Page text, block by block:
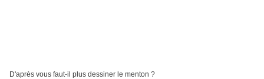
D'après vous faut-il plus dessiner le menton ?